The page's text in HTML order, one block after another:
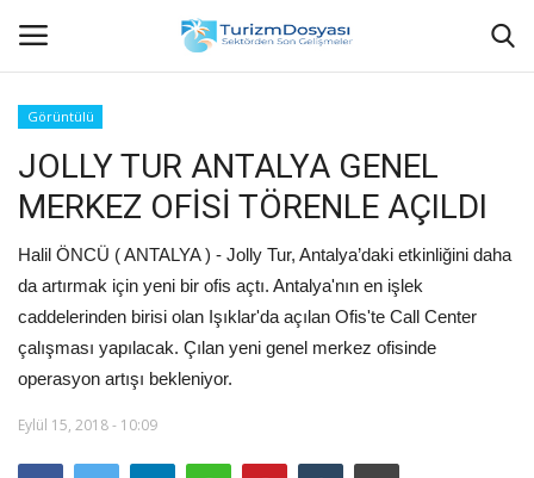
Anasayfa
Bize Ulaşın
Künye
Halil ÖNCÜ kimdir?
Haberler
Görüntülü
JOLLY TUR ANTALYA GENEL
MERKEZ OFİSİ TÖRENLE AÇILDI
Halil ÖNCÜ ( ANTALYA ) - Jolly Tur, Antalya’daki etkinliğini daha
da artırmak için yeni bir ofis açtı. Antalya'nın en işlek
caddelerinden birisi olan Işıklar'da açılan Ofis'te Call Center
çalışması yapılacak. Çılan yeni genel merkez ofisinde
operasyon artışı bekleniyor.
Eylül 15, 2018 - 10:09